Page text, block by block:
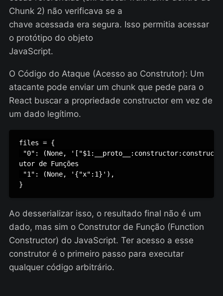
Chunk 2) não verificava se a
chave acessada era segura. Isso permitia acessar
o protótipo do objeto
JavaScript.
O Código do Ataque (Acesso ao Construtor): Um
atacante pode enviar um chunk que pede para o
React buscar a propriedade constructor em vez de
um dado legítimo.
files = {
"0": (None,
utor de Funções
"1": (None, '{"x":1}'),
}
Ao desserializar isso, o resultado final não é um
dado, mas sim o Construtor de Função (Function
Constructor) do JavaScript. Ter acesso a esse
construtor é o primeiro passo para executar
qualquer código arbitrário.